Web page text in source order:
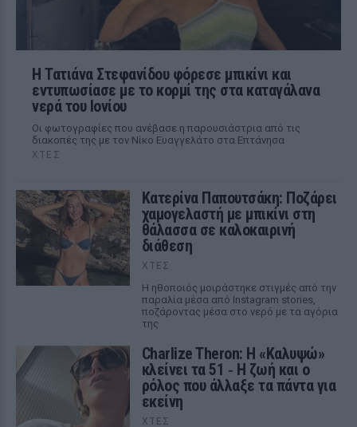
Η Τατιάνα Στεφανίδου φόρεσε μπικίνι και
εντυπωσίασε με το κορμί της στα καταγάλανα
νερά του Ιονίου
Οι φωτογραφίες που ανέβασε η παρουσιάστρια από τις
διακοπές της με τον Νίκο Ευαγγελάτο στα Επτάνησα
ΧΤΕΣ
Κατερίνα Παπουτσάκη: Ποζάρει
χαμογελαστή με μπικίνι στη
θάλασσα σε καλοκαιρινή
διάθεση
ΧΤΕΣ
Η ηθοποιός μοιράστηκε στιγμές από την
παραλία μέσα από Instagram stories,
ποζάροντας μέσα στο νερό με τα αγόρια
της
Charlize Theron: Η «Καλυψώ»
κλείνει τα 51 ‑ H ζωή και ο
ρόλος που άλλαξε τα πάντα για
εκείνη
ΧΤΕΣ